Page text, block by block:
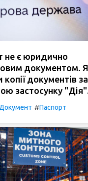
не є юридично
документом.
копії документів за
застосунку
Документ #Паспорт